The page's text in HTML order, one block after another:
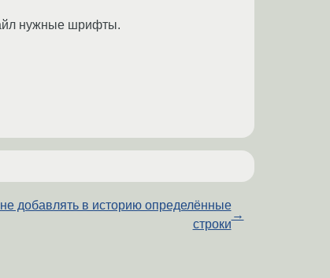
нужные шрифты.
добавлять в историю определённые
строки
→